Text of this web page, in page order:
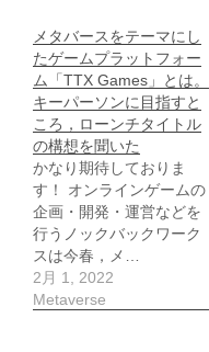
メタバースをテーマにし
たゲームプラットフォー
ム「TTX Games」とは。
キーパーソンに目指すと
ころ，ローンチタイトル
の構想を聞いた
かなり期待しておりま
す！ オンラインゲームの
企画・開発・運営などを
行うノックバックワーク
スは今春，メ…
2月 1, 2022
Metaverse